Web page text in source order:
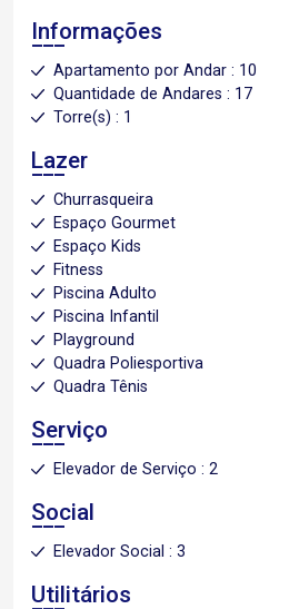
Informações
Apartamento por Andar : 10
Quantidade de Andares : 17
Torre(s) : 1
Lazer
Churrasqueira
Espaço Gourmet
Espaço Kids
Fitness
Piscina Adulto
Piscina Infantil
Playground
Quadra Poliesportiva
Quadra Tênis
Serviço
Elevador de Serviço : 2
Social
Elevador Social : 3
Utilitários